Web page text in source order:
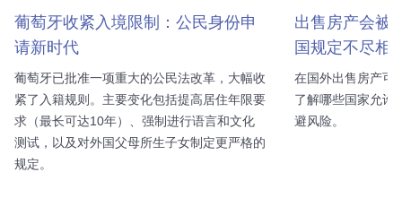
葡萄牙收紧入境限制：公民身份申
请新时代
葡萄牙已批准一项重大的公民法改革，大幅收
紧了入籍规则。主要变化包括提高居住年限要
求（最长可达10年）、强制进行语言和文化
测试，以及对外国父母所生子女制定更严格的
规定。
出售房产会被
国规定不尽相
在国外出售房产可
了解哪些国家允许
避风险。